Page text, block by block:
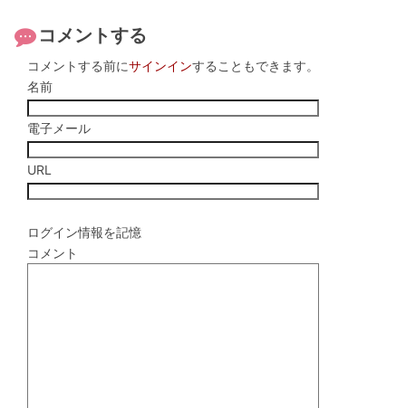
コメントする
コメントする前にサインインすることもできます。
名前
電子メール
URL
ログイン情報を記憶
コメント